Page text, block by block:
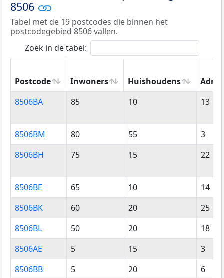
8506
Tabel met de 19 postcodes die binnen het
postcodegebied 8506 vallen.
Zoek in de tabel:
Postcode Inwoners Huishoudens
Postcode
Inwoners Huishoudens
8506BA 85 10 13
8506BM 80 55
3
8506BH
75 15 22
8506BE 65 10
14
8506BK
60 20
25
8506BL
50 20
18
8506AE
5 15
3
8506BB
5 20 6